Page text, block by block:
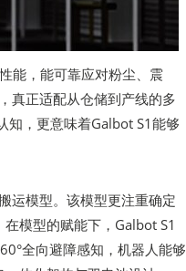
能，能可靠应对粉尘、震
真正适配从仓储到产线的多
知，更意味着Galbot S1能够
运模型。该模型更注重确定
模型的赋能下，Galbot S1
全向避障感知，机器人能够